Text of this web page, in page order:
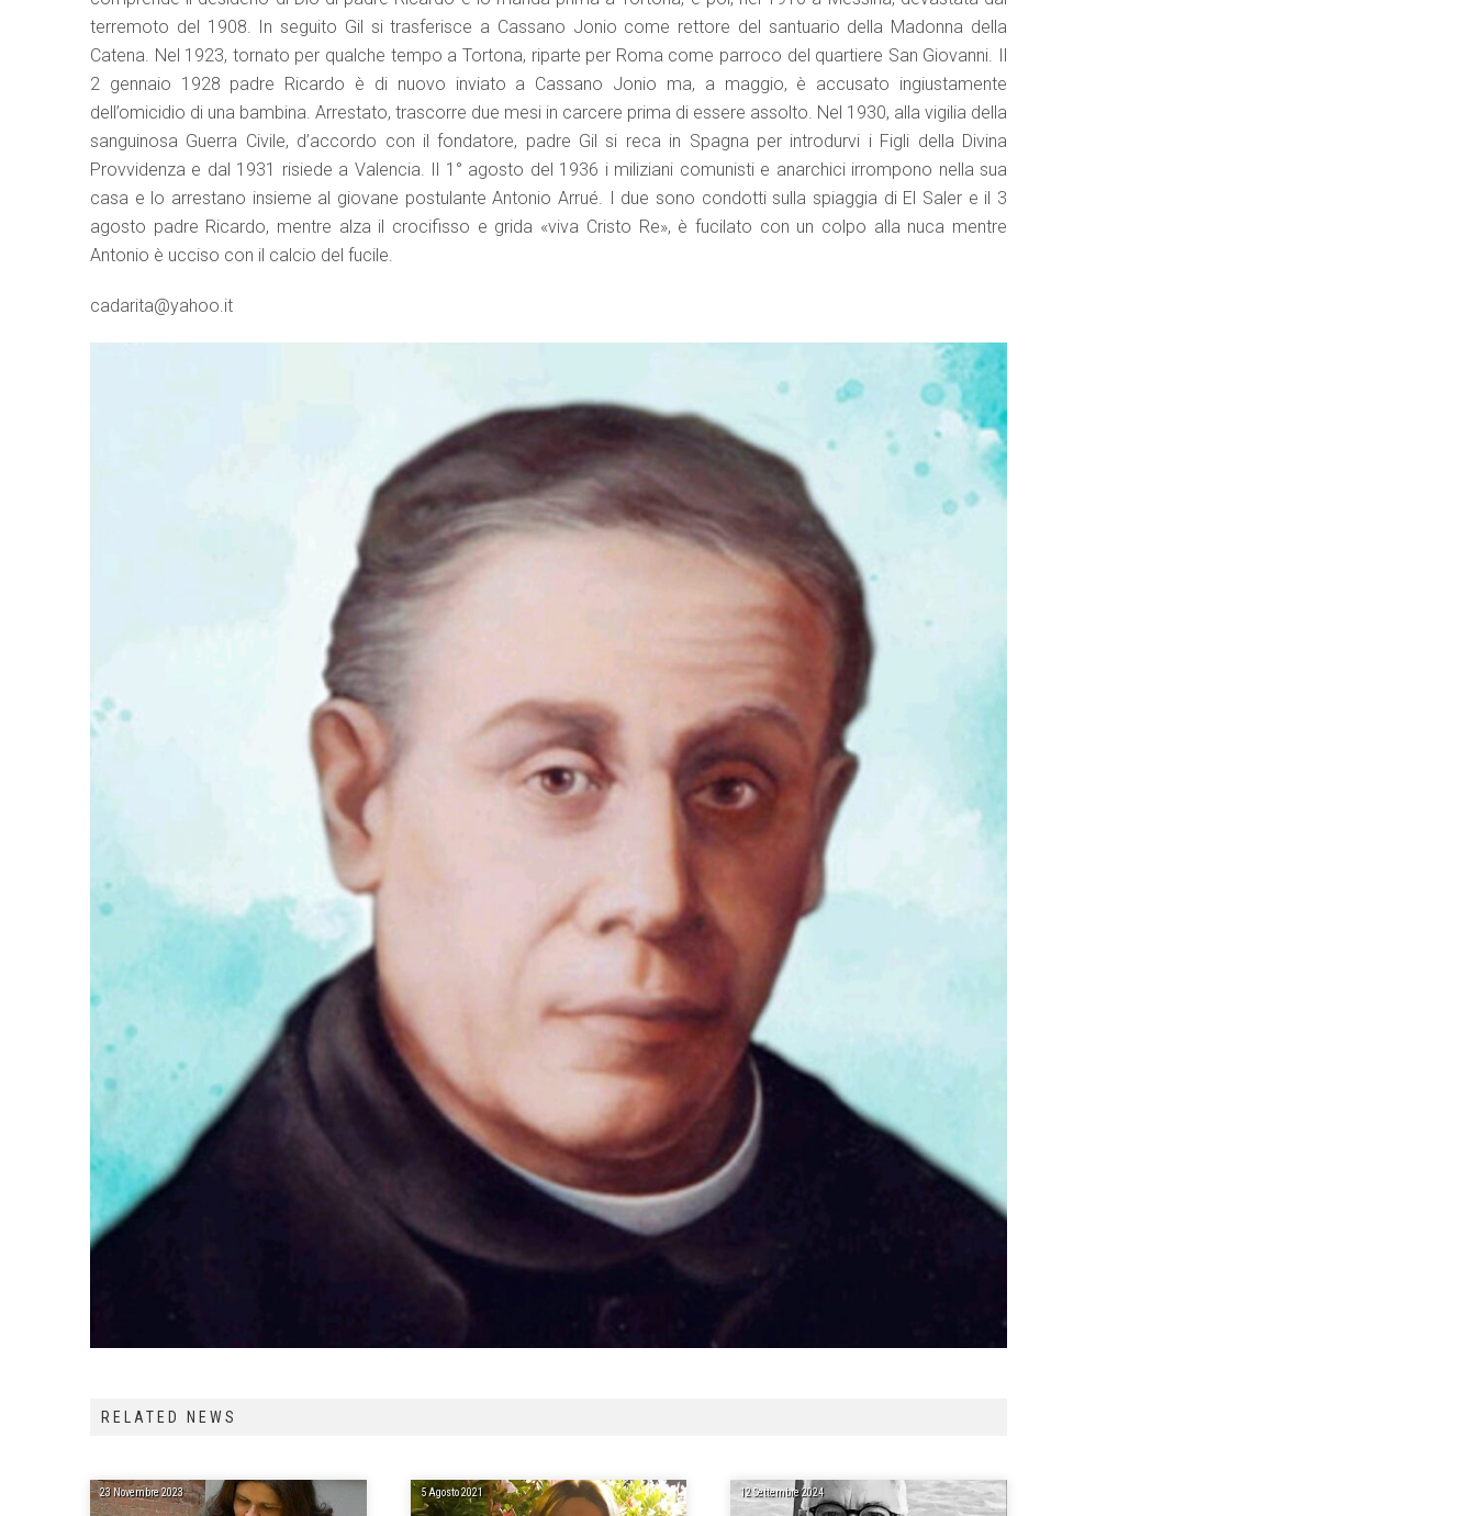
terremoto del 1908. In seguito Gil si trasferisce a Cassano Jonio come rettore del santuario della Madonna della
Catena. Nel 1923, tornato per qualche tempo a Tortona, riparte per Roma come parroco del quartiere San Giovanni. Il
2 gennaio 1928 padre Ricardo è di nuovo inviato a Cassano Jonio ma, a maggio, è accusato ingiustamente
dell’omicidio di una bambina. Arrestato, trascorre due mesi in carcere prima di essere assolto. Nel 1930, alla vigilia della
sanguinosa Guerra Civile, d’accordo con il fondatore, padre Gil si reca in Spagna per introdurvi i Figli della Divina
Provvidenza e dal 1931 risiede a Valencia. Il 1° agosto del 1936 i miliziani comunisti e anarchici irrompono nella sua
casa e lo arrestano insieme al giovane postulante Antonio Arrué. I due sono condotti sulla spiaggia di El Saler e il 3
agosto padre Ricardo, mentre alza il crocifisso e grida «viva Cristo Re», è fucilato con un colpo alla nuca mentre
Antonio è ucciso con il calcio del fucile.
cadarita@yahoo.it
RELATED NEWS
23 Novembre 2023 5 Agosto 2021 12 Settembre 2024